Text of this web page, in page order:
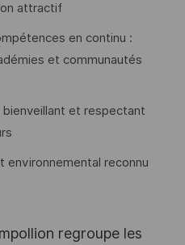
attractif
en continu :
et communautés
et respectant
environnemental reconnu
regroupe les